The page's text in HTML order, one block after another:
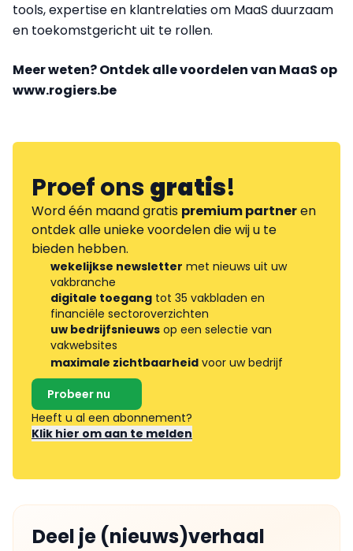
tools, expertise en klantrelaties om MaaS duurzaam
en toekomstgericht uit te rollen.
Meer weten? Ontdek alle voordelen van MaaS op
www.rogiers.be
Proef onsgratis!
Word één maand gratis premium partneren
ontdek alle unieke voordelen die wij u te
bieden hebben.
wekelijkse newsletter met nieuws uit uw
vakbranche
digitale toegang tot 35 vakbladen en
financiële sectoroverzichten
uw bedrijfsnieuws op een selectie van
vakwebsites
maximale zichtbaarheid voor uw bedrijf
Probeer nu
Heeft u al een abonnement?
Klik hier om aan te melden
Deel je (nieuws)verhaal